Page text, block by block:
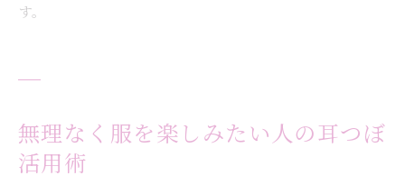
す。
無理なく服を楽しみたい人の耳つぼ
活用術